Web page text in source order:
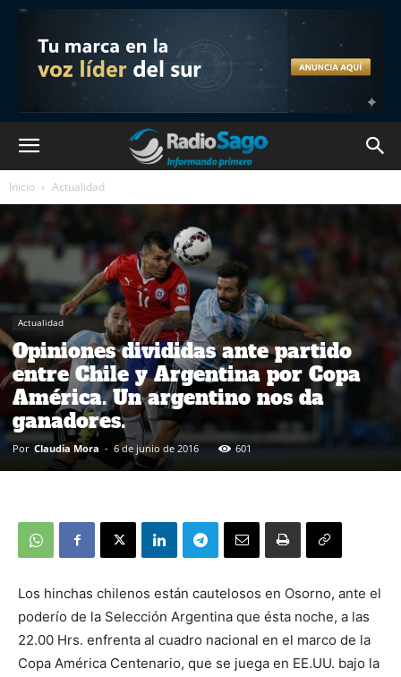
Inicio Actualidad
Actualidad
Opiniones divididas ante partido
entre Chile y Argentina por Copa
América. Un argentino nos da
ganadores.
Por Claudia Mora - 6 de junio de 2016 601
Los hinchas chilenos están cautelosos en Osorno, ante el
poderío de la Selección Argentina que ésta noche, a las
22.00 Hrs. enfrenta al cuadro nacional en el marco de la
Copa América Centenario, que se juega en EE.UU. bajo la